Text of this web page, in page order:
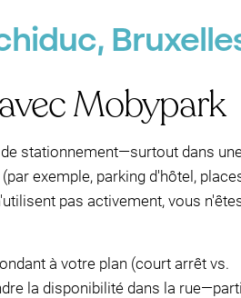
Mobypark
stationnement—surtout dans
(par exemple, parking d'hôtel,
pas activement, vous
à votre plan (court arrêt vs.
la disponibilité dans la